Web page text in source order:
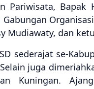
Pariwisata, Bapak
Mudiawaty, dan
sederajat se-
juga
Kuningan.